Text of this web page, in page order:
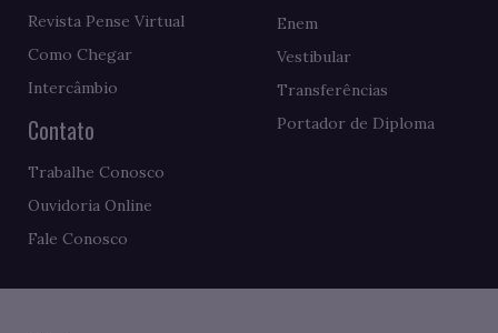
Revista Pense Virtual
Como Chegar
Intercâmbio
Contato
Trabalhe Conosco
Ouvidoria Online
Fale Conosco
Enem
Vestibular
Transferências
Portador de Diploma